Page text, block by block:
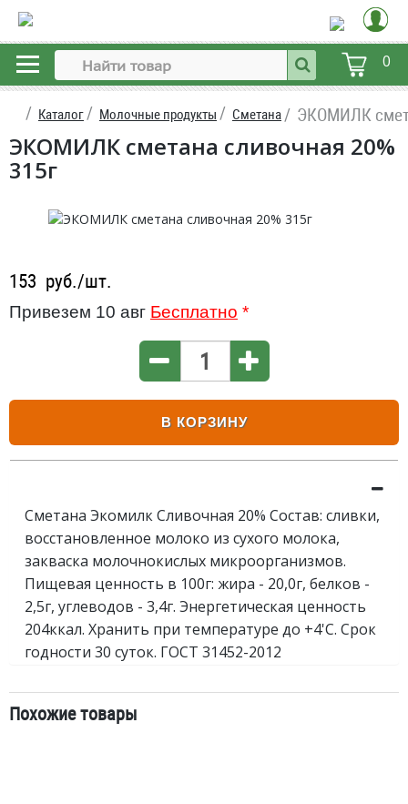
0
Каталог Молочные продукты Сметана ЭКОМИЛК
ЭКОМИЛК сметана сливочная 20%
315г
153 руб./шт.
Привезем 10 авг Бесплатно *
В КОРЗИНУ
Сметана Экомилк Сливочная 20% Состав: сливки,
восстановленное молоко из сухого молока,
закваска молочнокислых микроорганизмов.
Пищевая ценность в 100г: жира - 20,0г, белков -
2,5г, углеводов - 3,4г. Энергетическая ценность
204ккал. Хранить при температуре до +4'С. Срок
годности 30 суток. ГОСТ 31452-2012
Похожие товары